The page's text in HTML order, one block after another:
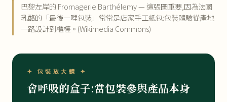
巴黎左岸的 Fromagerie Barthélemy — 這張圖重要,因為法國
乳酪的「最後一哩包裝」常常是店家手工紙包:包裝體驗從產地
一路設計到櫃檯。(Wikimedia Commons)
✦ 包裝放大鏡 ✦
會呼吸的盒子:當包裝參與產品本身